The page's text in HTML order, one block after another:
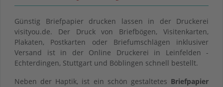
Günstig Briefpapier drucken lassen in der Druckerei
visityou.de. Der Druck von Briefbögen, Visitenkarten,
Plakaten, Postkarten oder Briefumschlägen inklusiver
Versand ist in der Online Druckerei in Leinfelden -
Echterdingen, Stuttgart und Böblingen schnell bestellt.
Neben der Haptik, ist ein schön gestaltetes Briefpapier